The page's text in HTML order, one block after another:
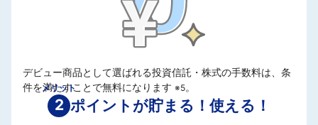
デビュー商品として選ばれる投資信託・株式の手数料は、条
件を満たすことで無料になります ※5。
メリット
2 ポイントが貯まる！使える！